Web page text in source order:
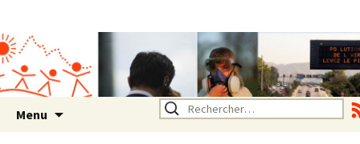
Rhône Alpes
Un environnement sain pour
la santé de tous
Menu Rechercher :